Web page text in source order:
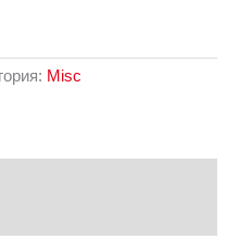
Misc